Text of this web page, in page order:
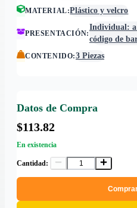
MATERIAL:Plástico y velcro
PRESENTACIÓN:
Individual: a
código de
CONTENIDO:3 Piezas
Datos de Compra
$113.82
En existencia
Cantidad: